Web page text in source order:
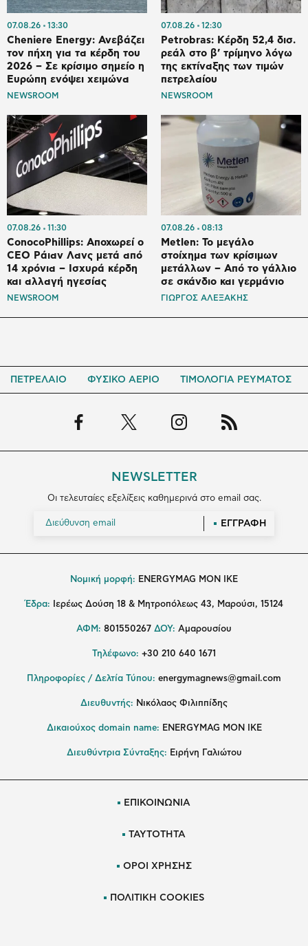
07.08.26 13:30
Cheniere Energy: Ανεβάζει
τον πήχη για τα κέρδη του
2026 – Σε κρίσιμο σημείο η
Ευρώπη ενόψει χειμώνα
NEWSROOM
07.08.26 12:30
Petrobras: Κέρδη 52,4 δισ.
ρεάλ στο β’ τρίμηνο λόγω
της εκτίναξης των τιμών
πετρελαίου
NEWSROOM
07.08.26 11:30
ConocoPhillips: Αποχωρεί ο
CEO Ράιαν Λανς μετά από
14 χρόνια – Ισχυρά κέρδη
και αλλαγή ηγεσίας
NEWSROOM
07.08.26 08:13
Metlen: Το μεγάλο
στοίχημα των κρίσιμων
μετάλλων – Από το γάλλιο
σε σκάνδιο και γερμάνιο
ΓΙΩΡΓΟΣ ΑΛΕΞΑΚΗΣ
ΠΕΤΡΕΛΑΙΟ ΦΥΣΙΚΟ ΑΕΡΙΟ ΤΙΜΟΛΟΓΙΑ ΡΕΥΜΑΤΟΣ
NEWSLETTER
Οι τελευταίες εξελίξεις καθημερινά στο email σας.
ΕΓΓΡΑΦΗ
Νομική μορφή: ENERGYMAG MON IKE
Έδρα: Ιερέως Δούση 18 & Μητροπόλεως 43, Μαρούσι, 15124
ΑΦΜ: 801550267 ΔΟΥ: Αμαρουσίου
Τηλέφωνο: +30 210 640 1671
Πληροφορίες / Δελτία Τύπου: energymagnews@gmail.com
Διευθυντής: Νικόλαος Φιλιππίδης
Δικαιούχος domain name: ENERGYMAG ΜΟΝ ΙΚΕ
Διευθύντρια Σύνταξης: Ειρήνη Γαλιώτου
ΕΠΙΚΟΙΝΩΝΙΑ
ΤΑΥΤΟΤΗΤΑ
ΟΡΟΙ ΧΡΗΣΗΣ
ΠΟΛΙΤΙΚΗ COOKIES